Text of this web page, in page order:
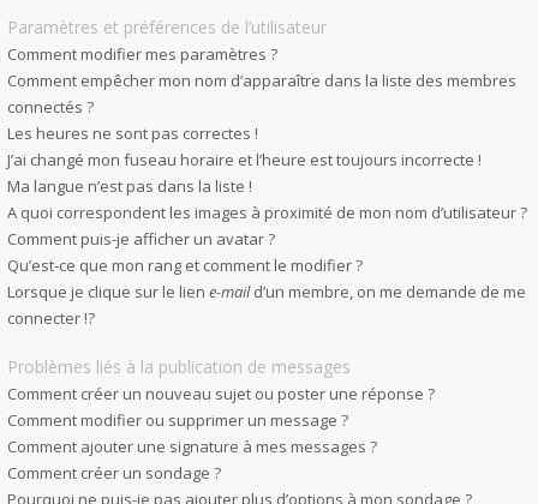
Paramètres et préférences de l’utilisateur
Comment modifier mes paramètres ?
Comment empêcher mon nom d’apparaître dans la liste des membres
connectés ?
Les heures ne sont pas correctes !
J’ai changé mon fuseau horaire et l’heure est toujours incorrecte !
Ma langue n’est pas dans la liste !
A quoi correspondent les images à proximité de mon nom d’utilisateur ?
Comment puis-je afficher un avatar ?
Qu’est-ce que mon rang et comment le modifier ?
Lorsque je clique sur le lien e-maild’un membre, on me demande de me
connecter !?
Problèmes liés à la publication de messages
Comment créer un nouveau sujet ou poster une réponse ?
Comment modifier ou supprimer un message ?
Comment ajouter une signature à mes messages ?
Comment créer un sondage ?
Pourquoi ne puis-je pas ajouter plus d’options à mon sondage ?